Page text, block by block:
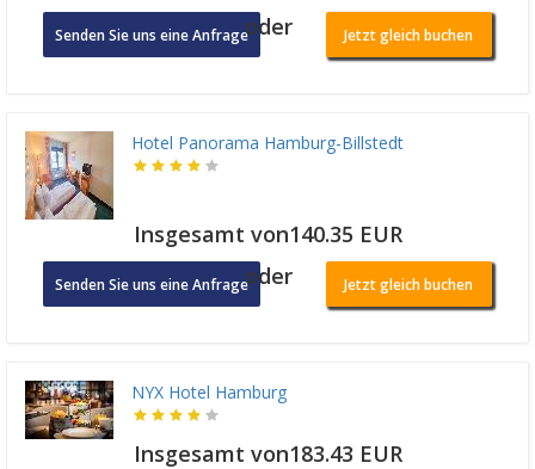
Senden Sie uns eine Anfrageoder Jetzt gleich buchen
Hotel Panorama Hamburg-Billstedt
Insgesamt von140.35 EUR
Senden Sie uns eine Anfrageoder Jetzt gleich buchen
NYX Hotel Hamburg
Insgesamt von183.43 EUR